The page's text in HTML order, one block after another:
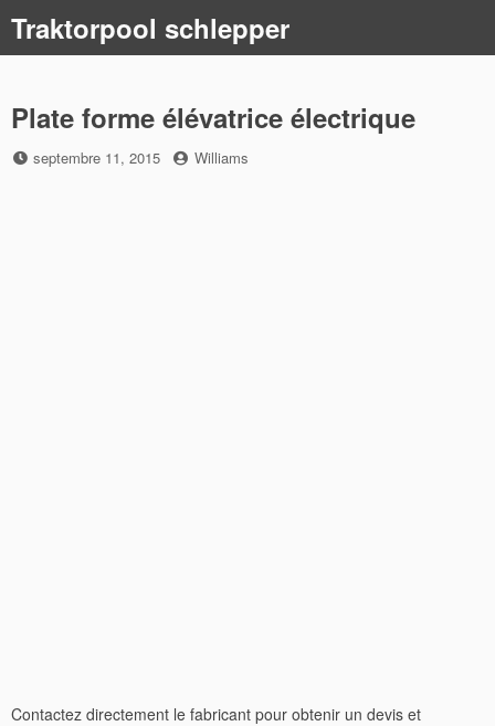
content
Traktorpool schlepper
Plate forme élévatrice électrique
Posted
septembre 11, 2015 by
Williams
Contactez directement le fabricant pour obtenir un devis et